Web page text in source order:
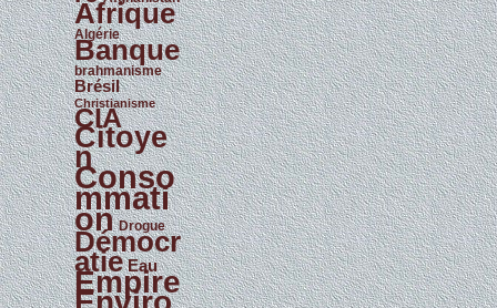
B
u
l
l
e
t
i
n
Afrique
Algérie
Banque
brahmanisme
Brésil
Christianisme
CIA
Citoye
n
Conso
mmati
on Drogue
Démocr
atie Eau
Empire